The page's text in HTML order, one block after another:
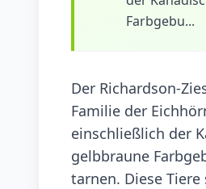
Farbgebu...
Der Richardson-
Familie der
einschließlich der
gelbbraune
tarnen. Diese